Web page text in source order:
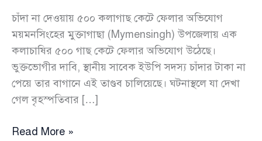
চাঁদা না দেওয়ায় ৫০০ কলাগাছ কেটে ফেলার অভিযোগ
ময়মনসিংহের মুক্তাগাছা (Mymensingh) উপজেলায় এক
কলাচাষির ৫০০ গাছ কেটে ফেলার অভিযোগ উঠেছে।
ভুক্তভোগীর দাবি, স্থানীয় সাবেক ইউপি সদস্য চাঁদার টাকা না
পেয়ে তার বাগানে এই তাণ্ডব চালিয়েছে। ঘটনাস্থলে যা দেখা
গেল বৃহস্পতিবার […]
ময়মনসিংহে
Read More »